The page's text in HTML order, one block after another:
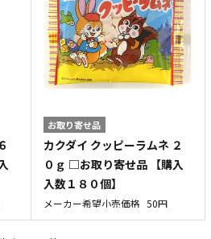
お取り寄せ品
カクダイ クッピーラムネ ２
０ｇ □お取り寄せ品 【購入
入数１８０個】
メーカー希望小売価格 50円